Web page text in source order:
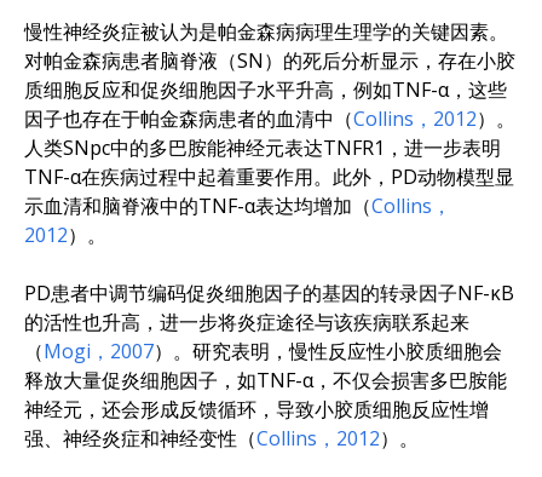
慢性神经炎症被认为是帕金森病病理生理学的关键因素。
对帕金森病患者脑脊液（SN）的死后分析显示，存在小胶
质细胞反应和促炎细胞因子水平升高，例如TNF-α，这些
因子也存在于帕金森病患者的血清中（Collins，2012）。
人类SNpc中的多巴胺能神经元表达TNFR1，进一步表明
TNF-α在疾病过程中起着重要作用。此外，PD动物模型显
示血清和脑脊液中的TNF-α表达均增加（Collins，
2012）。
PD患者中调节编码促炎细胞因子的基因的转录因子NF-κB
的活性也升高，进一步将炎症途径与该疾病联系起来
（Mogi，2007）。研究表明，慢性反应性小胶质细胞会
释放大量促炎细胞因子，如TNF-α，不仅会损害多巴胺能
神经元，还会形成反馈循环，导致小胶质细胞反应性增
强、神经炎症和神经变性（Collins，2012）。